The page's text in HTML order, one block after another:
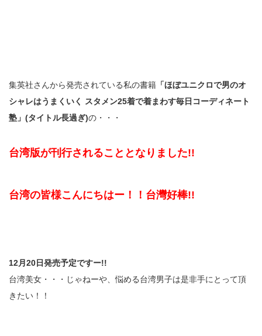
集英社さんから発売されている私の書籍 「ほぼユニクロで男のオ
シャレはうまくいく スタメン25着で着まわす毎日コーディネート
塾」(タイトル長過ぎ)の・・・
台湾版が刊行されることとなりました!!
台湾の皆様こんにちはー！！台灣好棒!!
12月20日発売予定ですー!!
台湾美女・・・じゃねーや、悩める台湾男子は是非手にとって頂
きたい！！